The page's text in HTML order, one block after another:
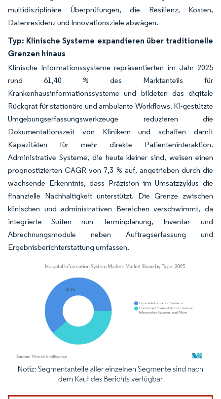
multidisziplinäre Überprüfungen, die Resilienz, Kosten,
Datenresidenz und Innovationsziele abwägen.
Typ: Klinische Systeme expandieren über traditionelle
Grenzen hinaus
Klinische Informationssysteme repräsentierten im Jahr 2025
rund 61,40 % des Marktanteils für
Krankenhausinformationssysteme und bildeten das digitale
Rückgrat für stationäre und ambulante Workflows. KI-gestützte
Umgebungserfassungswerkzeuge reduzieren die
Dokumentationszeit von Klinikern und schaffen damit
Kapazitäten für mehr direkte Patienteninteraktion.
Administrative Systeme, die heute kleiner sind, weisen einen
prognostizierten CAGR von 7,3 % auf, angetrieben durch die
wachsende Erkenntnis, dass Präzision im Umsatzzyklus die
finanzielle Nachhaltigkeit unterstützt. Die Grenze zwischen
klinischen und administrativen Bereichen verschwimmt, da
integrierte Suiten nun Terminplanung, Inventar- und
Abrechnungsmodule neben Auftragserfassung und
Ergebnisberichterstattung umfassen.
Bild © Mordor Intelligence. Wiederverwendung erfordert Namensnennung